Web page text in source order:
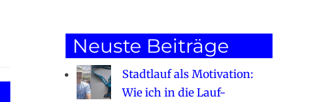
Neuste Beiträge
Stadtlauf als Motivation:
Wie ich in die Lauf-